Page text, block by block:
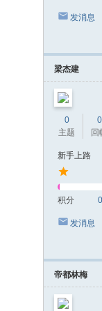
发消息
梁杰建
0
主题
0
回
新手上路
积分 0
发消息
帝都林梅